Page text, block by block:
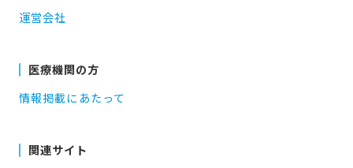
運営会社
医療機関の方
情報掲載にあたって
関連サイト